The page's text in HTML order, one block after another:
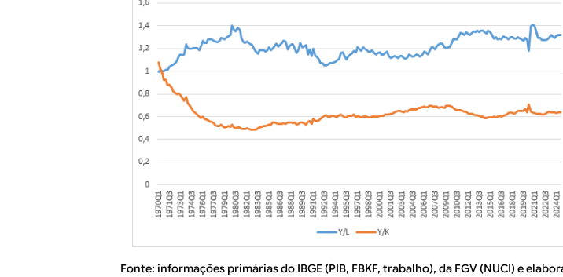
Fonte: informações primárias do IBGE (PIB, FBKF, trabalho), da FGV (NUCI) e